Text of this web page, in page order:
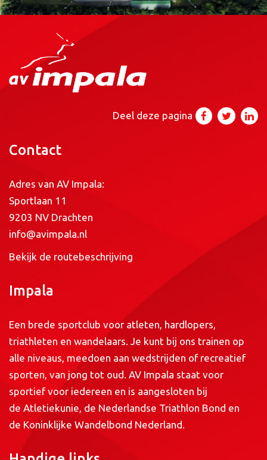
Deel deze pagina
Contact
Adres van AV Impala:
Sportlaan 11
9203 NV Drachten
info@avimpala.nl
Bekijk de routebeschrijving
Impala
Een brede sportclub voor atleten, hardlopers,
triathleten en wandelaars. Je kunt bij ons trainen op
alle niveaus, meedoen aan wedstrijden of recreatief
sporten, van jong tot oud. AV Impala staat voor
sportief voor iedereen en is aangesloten bij
de Atletiekunie, de Nederlandse Triathlon Bond en
de Koninklijke Wandelbond Nederland.